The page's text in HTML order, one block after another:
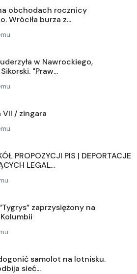
obchodach rocznicy
Wróciła burza z...
w Nawrockiego,
"Praw...
/ zingara
PROPOZYCJI PIS | DEPORTACJE
LEGAL...
zaprzysiężony na
samolot na lotnisku.
sieć...